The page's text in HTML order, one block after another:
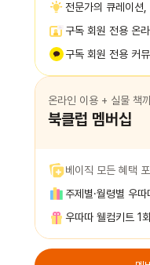
전문가의 큐레이션
구독 회원 전용 온
구독 회원 전용 커
온라인 이용 + 실물 책
북클럽 멤버십
베이직 모든 혜택
주제별·월령별 우
우따따 웰컴키트 1